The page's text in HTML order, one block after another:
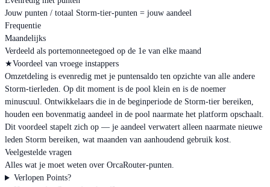
Jouw punten / totaal Storm-tier-punten = jouw aandeel
Frequentie
Maandelijks
Verdeeld als portemonneetegoed op de 1e van elke maand
★Voordeel van vroege instappers
Omzetdeling is evenredig met je puntensaldo ten opzichte van alle andere
Storm-tierleden. Op dit moment is de pool klein en is de noemer
minuscuul. Ontwikkelaars die in de beginperiode de Storm-tier bereiken,
houden een bovenmatig aandeel in de pool naarmate het platform opschaalt.
Dit voordeel stapelt zich op — je aandeel verwatert alleen naarmate nieuwe
leden Storm bereiken, wat maanden van aanhoudend gebruik kost.
Veelgestelde vragen
Alles wat je moet weten over OrcaRouter-punten.
Verlopen Points?